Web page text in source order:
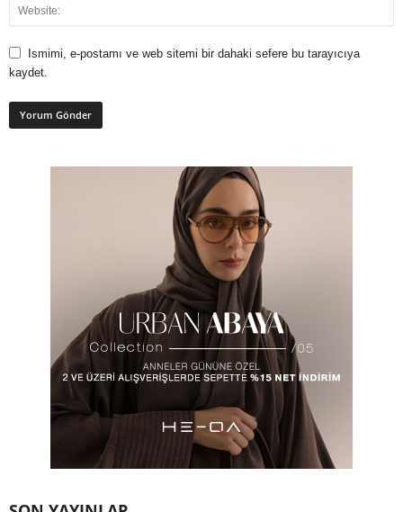
Ismimi, e-postamı ve web sitemi bir dahaki sefere bu tarayıcıya
kaydet.